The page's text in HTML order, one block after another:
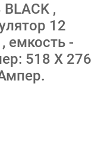
,
12
емкость -
518 Х 276